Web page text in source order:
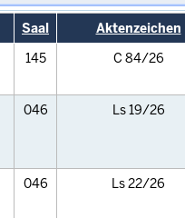
Saal Aktenzeichen
145 C 84/26
046 Ls 19/26
046 Ls 22/26